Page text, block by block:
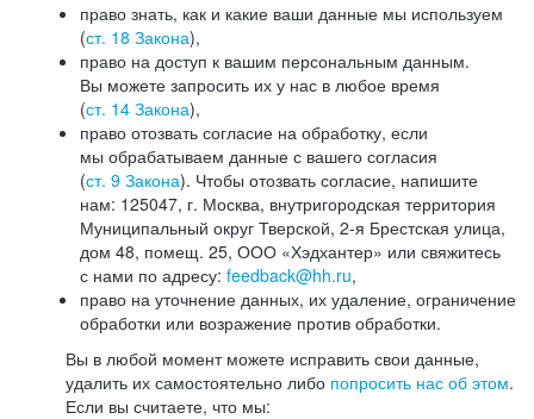
право знать, как и какие ваши данные мы используем
(ст. 18 Закона),
право на доступ к вашим персональным данным.
Вы можете запросить их у нас в любое время
(ст. 14 Закона),
право отозвать согласие на обработку, если
мы обрабатываем данные с вашего согласия
(ст. 9 Закона). Чтобы отозвать согласие, напишите
нам: 125047, г. Москва, внутригородская территория
Муниципальный округ Тверской, 2-я Брестская улица,
дом 48, помещ. 25, ООО «Хэдхантер» или свяжитесь
с нами по адресу: feedback@hh.ru,
право на уточнение данных, их удаление, ограничение
обработки или возражение против обработки.
Вы в любой момент можете исправить свои данные,
удалить их самостоятельно либо попросить нас об этом.
Если вы считаете, что мы: